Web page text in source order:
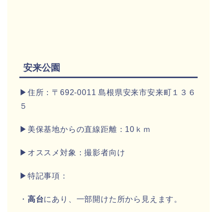
安来公園
▶住所：〒692-0011 島根県安来市安来町１３６
５
▶美保基地からの直線距離：10ｋｍ
▶オススメ対象：撮影者向け
▶特記事項：
・ 高台にあり、一部開けた所から見えます。